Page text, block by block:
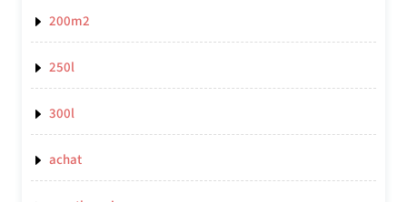
200m2
250l
300l
achat